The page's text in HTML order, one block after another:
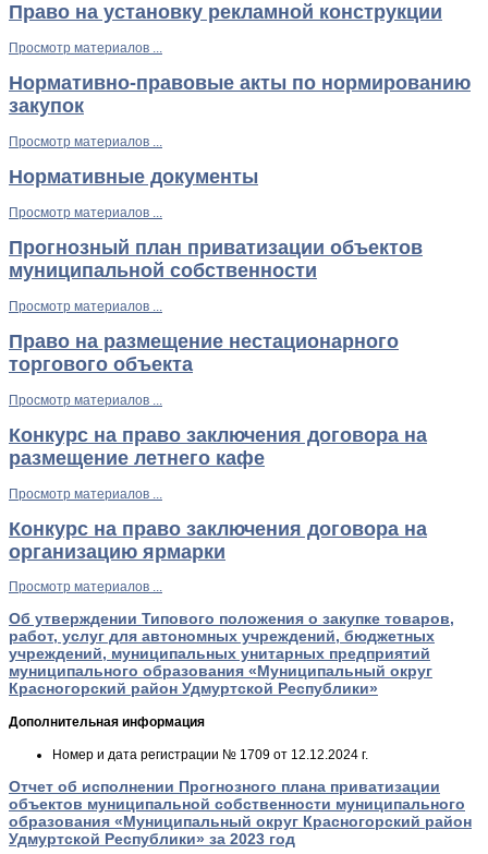
Право на установку рекламной конструкции
Просмотр материалов ...
Нормативно-правовые акты по нормированию
закупок
Просмотр материалов ...
Нормативные документы
Просмотр материалов ...
Прогнозный план приватизации объектов
муниципальной собственности
Просмотр материалов ...
Право на размещение нестационарного
торгового объекта
Просмотр материалов ...
Конкурс на право заключения договора на
размещение летнего кафе
Просмотр материалов ...
Конкурс на право заключения договора на
организацию ярмарки
Просмотр материалов ...
Об утверждении Типового положения о закупке товаров,
работ, услуг для автономных учреждений, бюджетных
учреждений, муниципальных унитарных предприятий
муниципального образования «Муниципальный округ
Красногорский район Удмуртской Республики»
Дополнительная информация
Номер и дата регистрации № 1709 от 12.12.2024 г.
Отчет об исполнении Прогнозного плана приватизации
объектов муниципальной собственности муниципального
образования «Муниципальный округ Красногорский район
Удмуртской Республики» за 2023 год